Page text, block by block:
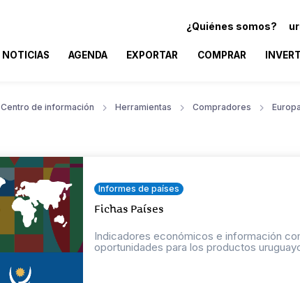
¿Quiénes somos?
NOTICIAS AGENDA EXPORTAR COMPRAR
Centro de información Herramientas Compradores Europa
Informes de países
Fichas Países
Indicadores económicos e información
oportunidades para los productos